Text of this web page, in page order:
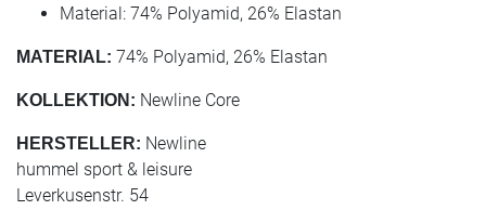
Material: 74% Polyamid, 26% Elastan
MATERIAL: 74% Polyamid, 26% Elastan
KOLLEKTION: Newline Core
HERSTELLER: Newline
hummel sport & leisure
Leverkusenstr. 54